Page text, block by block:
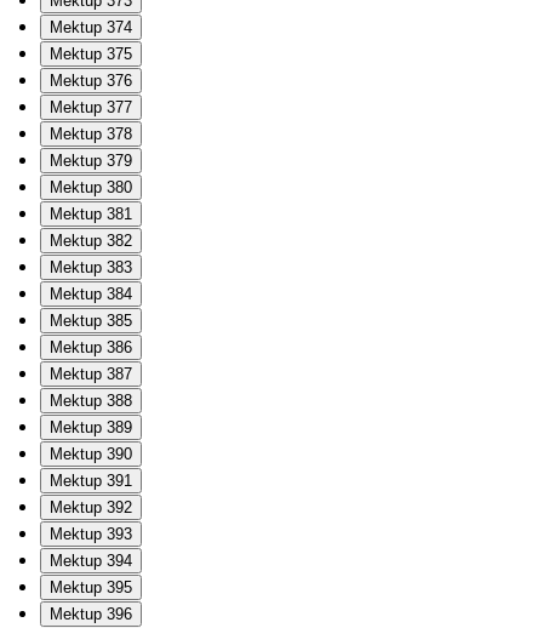
Mektup 374
Mektup 375
Mektup 376
Mektup 377
Mektup 378
Mektup 379
Mektup 380
Mektup 381
Mektup 382
Mektup 383
Mektup 384
Mektup 385
Mektup 386
Mektup 387
Mektup 388
Mektup 389
Mektup 390
Mektup 391
Mektup 392
Mektup 393
Mektup 394
Mektup 395
Mektup 396